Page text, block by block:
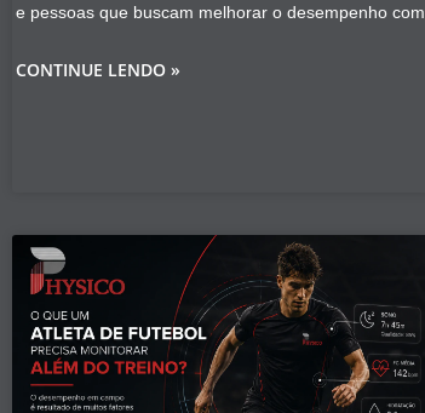
e pessoas que buscam melhorar o desempenho com
CONTINUE LENDO »